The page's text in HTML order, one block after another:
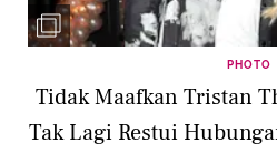
PHOTO
Tidak Maafkan Tristan
Tak Lagi Restui